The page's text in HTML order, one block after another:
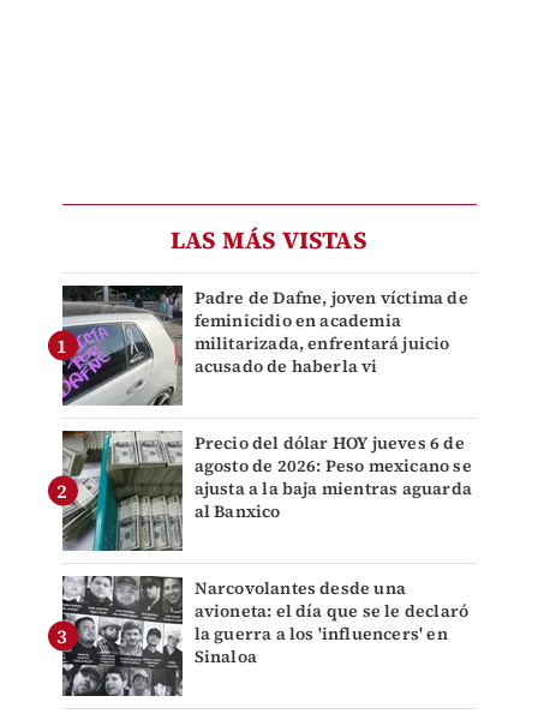
LAS MÁS VISTAS
Padre de Dafne, joven víctima de
feminicidio en academia
militarizada, enfrentará juicio
acusado de haberla vi
Precio del dólar HOY jueves 6 de
agosto de 2026: Peso mexicano se
ajusta a la baja mientras aguarda
al Banxico
Narcovolantes desde una
avioneta: el día que se le declaró
la guerra a los 'influencers' en
Sinaloa